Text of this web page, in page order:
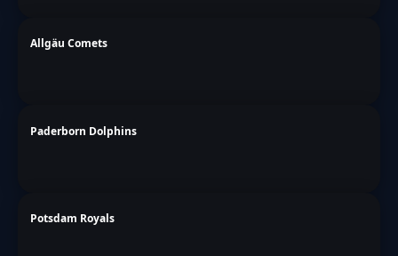
Allgäu Comets
Paderborn Dolphins
Potsdam Royals